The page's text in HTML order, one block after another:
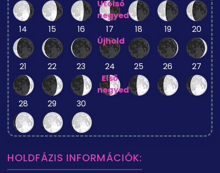
Utolsó
negyed
14 15 16
17
Újhold
18 19 20
21 22 23
24
Első
negyed
25 26 27
28 29 30
HOLDFÁZIS INFORMÁCIÓK: